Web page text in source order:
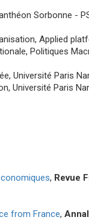
Sorbonne -
Applied
Politiques
Université Paris
Université Paris
, Revue
from France,